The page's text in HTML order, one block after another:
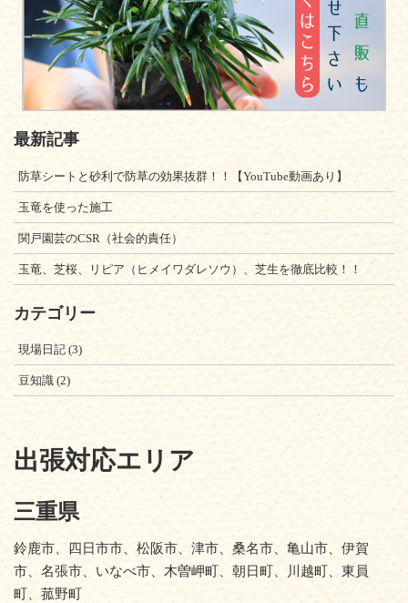
最新記事
防草シートと砂利で防草の効果抜群！！【YouTube動画あり】
玉竜を使った施工
関戸園芸のCSR（社会的責任）
玉竜、芝桜、リピア（ヒメイワダレソウ）、芝生を徹底比較！！
カテゴリー
現場日記 (3)
豆知識 (2)
出張対応エリア
三重県
鈴鹿市、四日市市、松阪市、津市、桑名市、亀山市、伊賀
市、名張市、いなべ市、木曽岬町、朝日町、川越町、東員
町、菰野町